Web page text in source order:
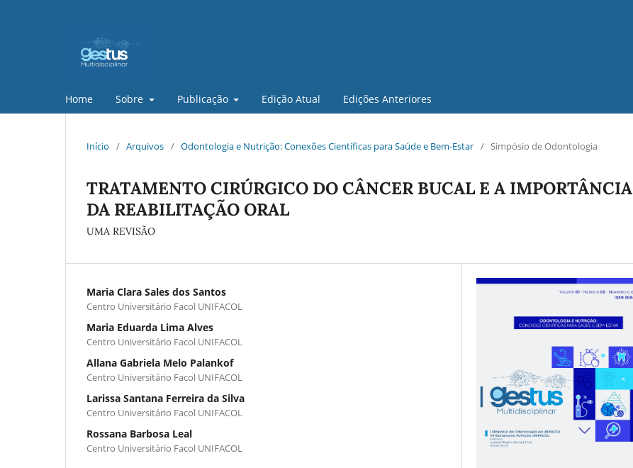
Home Sobre Publicação Edição Atual Edições Anteriores
Início / Arquivos / Odontologia e Nutrição: Conexões Científicas para Saúde e Bem-Estar / Simpósio de Odontologia
TRATAMENTO CIRÚRGICO DO CÂNCER BUCAL E A IMPORTÂNCIA
DA REABILITAÇÃO ORAL
UMA REVISÃO
Maria Clara Sales dos Santos
Centro Universitário Facol UNIFACOL
Maria Eduarda Lima Alves
Centro Universitário Facol UNIFACOL
Allana Gabriela Melo Palankof
Centro Universitário Facol UNIFACOL
Larissa Santana Ferreira da Silva
Centro Universitário Facol UNIFACOL
Rossana Barbosa Leal
Centro Universitário Facol UNIFACOL